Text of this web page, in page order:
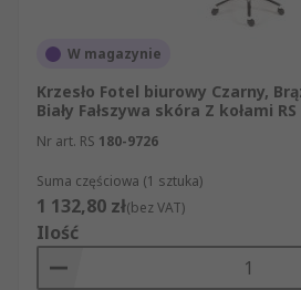
W magazynie
Krzesło Fotel biurowy Czarny,
Biały Fałszywa skóra Z kołami RS
Nr art. RS 180-9726
Suma częściowa (1 sztuka)
1 132,80 zł(bez VAT)
Ilość